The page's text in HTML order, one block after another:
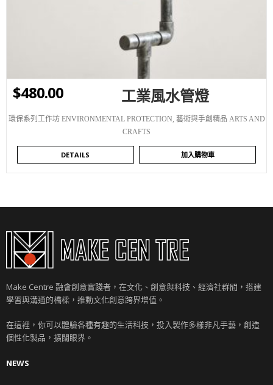
$480.00 工業風水管燈
環保系列工作坊 ENVIRONMENTAL PROTECTION, 藝術與手創精品 ARTS AND
CRAFTS
DETAILS 加入購物車
Make Centre 融會創意實踐者，在文化、創意與科技、經濟社群間，搭建
學習與溝通的橋樑，推動文化創意跨界增值。
在這裡，你可以體驗各種有趣的生活科技，投入製作多樣非凡手藝，創造
個性化製品，擴闊眼界。
NEWS